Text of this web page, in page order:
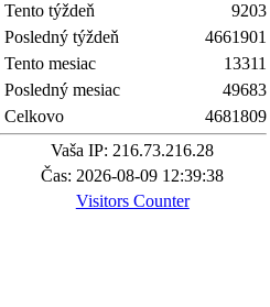
Tento týždeň
Posledný týždeň
Tento mesiac
Posledný mesiac
Celkovo
9203
4661901
13311
49683
4681809
Vaša IP: 216.73.216.28
Čas: 2026-08-09 12:39:38
Visitors Counter